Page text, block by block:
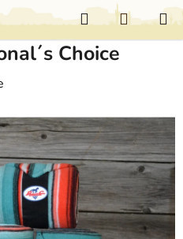
Hledat
KOŠÍK
Choice